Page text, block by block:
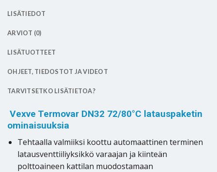
LISÄTIEDOT
ARVIOT (0)
LISÄTUOTTEET
OHJEET, TIEDOSTOT JA VIDEOT
TARVITSETKO LISÄTIETOA?
Vexve Termovar DN32 72/80°C latauspaketin
ominaisuuksia
Tehtaalla valmiiksi koottu automaattinen terminen
latausventtiiliyksikkö varaajan ja kiinteän
polttoaineen kattilan muodostamaan